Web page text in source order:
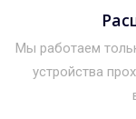
Мы работаем
устройства